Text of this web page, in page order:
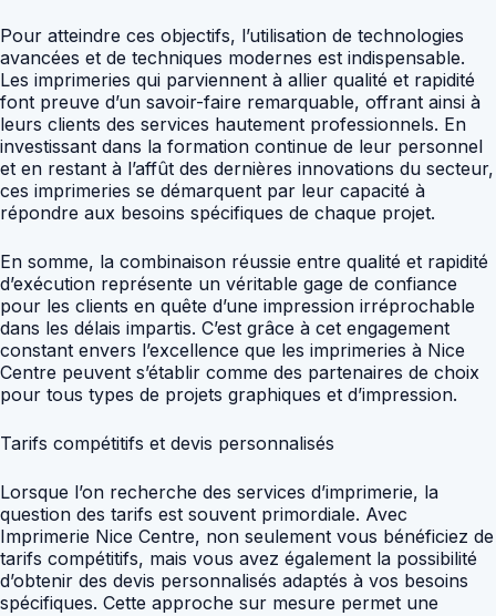
Pour atteindre ces objectifs, l’utilisation de technologies
avancées et de techniques modernes est indispensable.
Les imprimeries qui parviennent à allier qualité et rapidité
font preuve d’un savoir-faire remarquable, offrant ainsi à
leurs clients des services hautement professionnels. En
investissant dans la formation continue de leur personnel
et en restant à l’affût des dernières innovations du secteur,
ces imprimeries se démarquent par leur capacité à
répondre aux besoins spécifiques de chaque projet.
En somme, la combinaison réussie entre qualité et rapidité
d’exécution représente un véritable gage de confiance
pour les clients en quête d’une impression irréprochable
dans les délais impartis. C’est grâce à cet engagement
constant envers l’excellence que les imprimeries à Nice
Centre peuvent s’établir comme des partenaires de choix
pour tous types de projets graphiques et d’impression.
Tarifs compétitifs et devis personnalisés
Lorsque l’on recherche des services d’imprimerie, la
question des tarifs est souvent primordiale. Avec
Imprimerie Nice Centre, non seulement vous bénéficiez de
tarifs compétitifs, mais vous avez également la possibilité
d’obtenir des devis personnalisés adaptés à vos besoins
spécifiques. Cette approche sur mesure permet une